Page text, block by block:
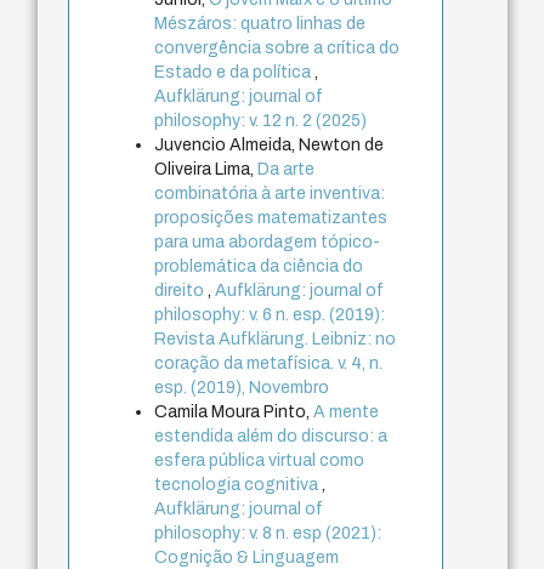
Mészáros: quatro linhas de
convergência sobre a crítica do
Estado e da política,
Aufklärung: journal of
philosophy: v. 12 n. 2 (2025)
Juvencio Almeida, Newton de
Oliveira Lima, Da arte
combinatória à arte inventiva:
proposições matematizantes
para uma abordagem tópico-
problemática da ciência do
direito,Aufklärung: journal of
philosophy: v. 6 n. esp. (2019):
Revista Aufklärung. Leibniz: no
coração da metafísica. v. 4, n.
esp. (2019), Novembro
Camila Moura Pinto,A mente
estendida além do discurso: a
esfera pública virtual como
tecnologia cognitiva,
Aufklärung: journal of
philosophy: v. 8 n. esp (2021):
Cognição & Linguagem